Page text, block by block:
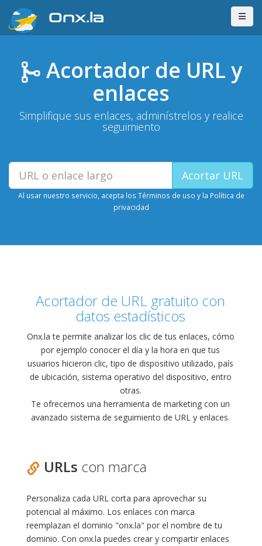
Onx.la
Acortador de URL y
enlaces
Simplifique sus enlaces, adminístrelos y realice
seguimiento
Acortar URL
Al usar nuestro servicio, acepta los Términos de uso y la Política de
privacidad
Acortador de URL gratuito con
datos estadísticos
Onx.la te permite analizar los clic de tus enlaces, cómo
por ejemplo conocer el día y la hora en que tus
usuarios hicieron clic, tipo de dispositivo utilizado, país
de ubicación, sistema operativo del dispositivo, entro
otras.
Te ofrecemos una herramienta de marketing con un
avanzado sistema de seguimiento de URL y enlaces.
URLs con marca
Personaliza cada URL corta para aprovechar su
potencial al máximo. Los enlaces con marca
reemplazan el dominio "onx.la" por el nombre de tu
dominio. Con onx.la puedes crear y compartir enlaces